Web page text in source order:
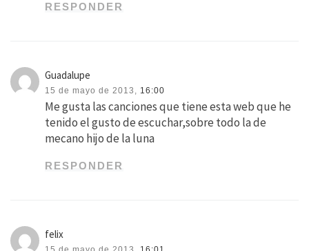
RESPONDER
Guadalupe
15 de mayo de 2013, 16:00
Me gusta las canciones que tiene esta web que he
tenido el gusto de escuchar,sobre todo la de
mecano hijo de la luna
RESPONDER
felix